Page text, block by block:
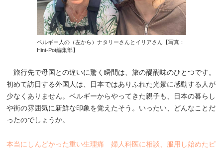
ベルギー人の（左から）ナタリーさんとイリアさん【写真：
Hint-Pot編集部】
旅行先で母国との違いに驚く瞬間は、旅の醍醐味のひとつです。
初めて訪日する外国人は、日本ではありふれた光景に感動する人が
少なくありません。ベルギーからやってきた親子も、日本の暮らし
や街の雰囲気に新鮮な印象を覚えたそう。いったい、どんなことだ
ったのでしょうか。
本当にしんどかった重い生理痛 婦人科医に相談、服用し始めたピ